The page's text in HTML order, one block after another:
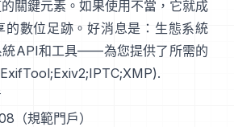
關鍵元素。如果使用不當，它就成
的數位足跡。好消息是：生態系統
API和工具——為您提供了所需的
ExifTool;Exiv2;IPTC;XMP).
（規範門戶）